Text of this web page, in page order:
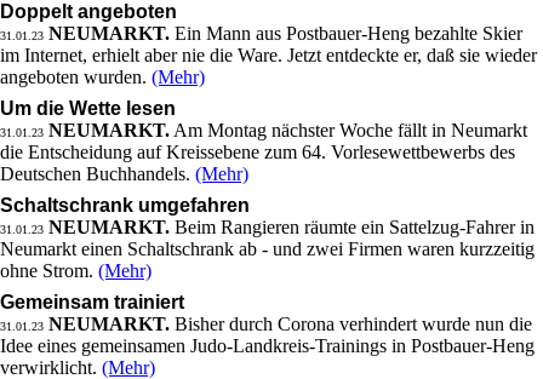
Doppelt angeboten
31.01.23 NEUMARKT. Ein Mann aus Postbauer-Heng bezahlte Skier
im Internet, erhielt aber nie die Ware. Jetzt entdeckte er, daß sie wieder
angeboten wurden. (Mehr)
Um die Wette lesen
31.01.23 NEUMARKT. Am Montag nächster Woche fällt in Neumarkt
die Entscheidung auf Kreissebene zum 64. Vorlesewettbewerbs des
Deutschen Buchhandels. (Mehr)
Schaltschrank umgefahren
31.01.23 NEUMARKT. Beim Rangieren räumte ein Sattelzug-Fahrer in
Neumarkt einen Schaltschrank ab - und zwei Firmen waren kurzzeitig
ohne Strom. (Mehr)
Gemeinsam trainiert
31.01.23 NEUMARKT. Bisher durch Corona verhindert wurde nun die
Idee eines gemeinsamen Judo-Landkreis-Trainings in Postbauer-Heng
verwirklicht. (Mehr)